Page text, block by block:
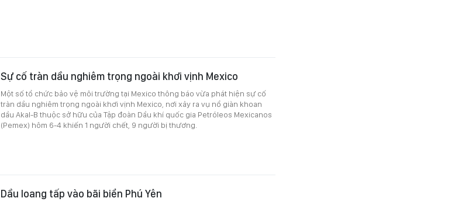
Sự cố tràn dầu nghiêm trọng ngoài khơi vịnh Mexico
Một số tổ chức bảo vệ môi trường tại Mexico thông báo vừa phát hiện sự cố
tràn dầu nghiêm trọng ngoài khơi vịnh Mexico, nơi xảy ra vụ nổ giàn khoan
dầu Akal-B thuộc sở hữu của Tập đoàn Dầu khí quốc gia Petróleos Mexicanos
(Pemex) hôm 6-4 khiến 1 người chết, 9 người bị thương.
Dầu loang tấp vào bãi biển Phú Yên